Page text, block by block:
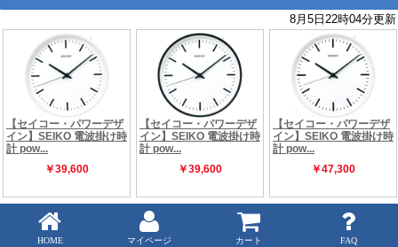
HOME マイページ カート FAQ
Copyright (C) 時の逸品館 ALL rights reserved.